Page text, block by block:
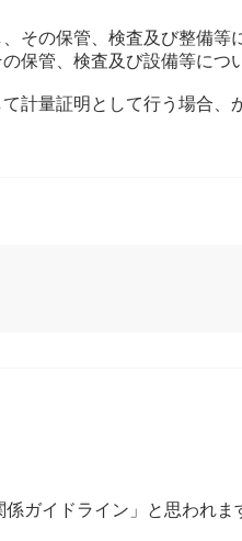
その保管、検査及び整備
保管、検査及び設備等に
計量証明として行う場合、
ガイドライン」と思われま